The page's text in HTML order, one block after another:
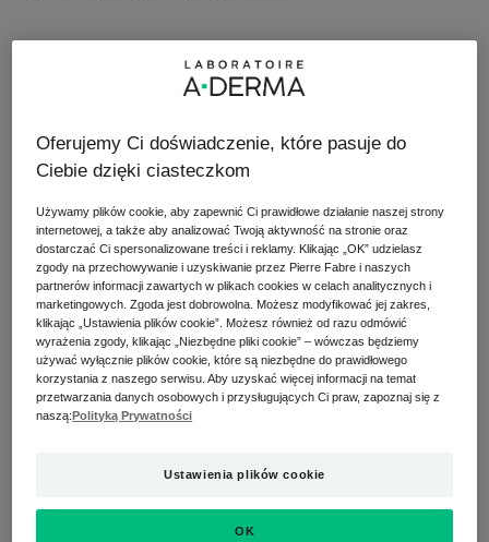
Jakie są główne przyczyny
kontaktowego zapalenia skóry?
Egzema kontaktowa to stan zapalny, który następuje
diagnozy (a także wykluczeniu egzemy atopowej,
która jest zupełnie innym rodzajem egzemy, jako
przyczyny objawów), należy zidentyfikować czynnik
wywołujący chorobę. Czy Ty lub Twoje dziecko
używaliście w ostatnim czasie nowego lakieru do
paznokci, perfum lub założyliście nowe ubranie? A
może dotykaliście farby lub oleju przemysłowego? W
przypadku wystąpienia egzemy kontaktowej dobrze
alergeny. Warto wspomnieć także o materiałach,
które mogą powodować reakcje alergiczne jak,
Oferujemy Ci doświadczenie, które pasuje do
Ciebie dzięki ciasteczkom
Używamy plików cookie, aby zapewnić Ci prawidłowe działanie naszej strony
internetowej, a także aby analizować Twoją aktywność na stronie oraz
dostarczać Ci spersonalizowane treści i reklamy. Klikając „OK” udzielasz
zgody na przechowywanie i uzyskiwanie przez Pierre Fabre i naszych
partnerów informacji zawartych w plikach cookies w celach analitycznych i
marketingowych. Zgoda jest dobrowolna. Możesz modyfikować jej zakres,
klikając „Ustawienia plików cookie”. Możesz również od razu odmówić
wyrażenia zgody, klikając „Niezbędne pliki cookie” – wówczas będziemy
używać wyłącznie plików cookie, które są niezbędne do prawidłowego
korzystania z naszego serwisu. Aby uzyskać więcej informacji na temat
przetwarzania danych osobowych i przysługujących Ci praw, zapoznaj się z
naszą: Polityką Prywatności
Ustawienia plików cookie
OK